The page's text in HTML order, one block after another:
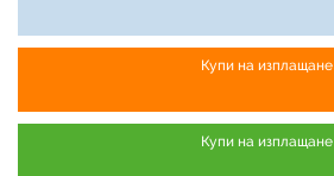
Купи на изплащане
Купи на изплащане